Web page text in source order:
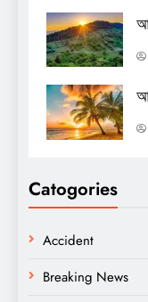
Catogories
Accident
Breaking News